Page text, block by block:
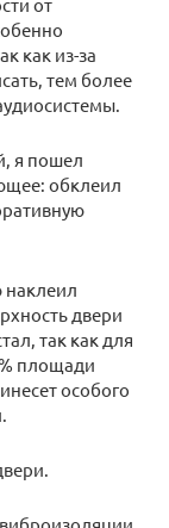
как из-за
тем более
я пошел
обклеил
двери
так как для
площади
особого